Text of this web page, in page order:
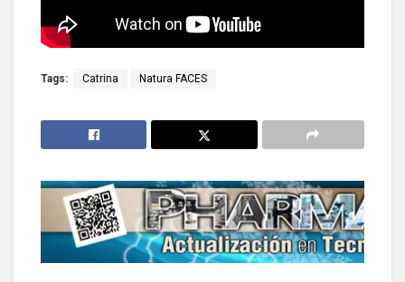
Tags: Catrina Natura FACES